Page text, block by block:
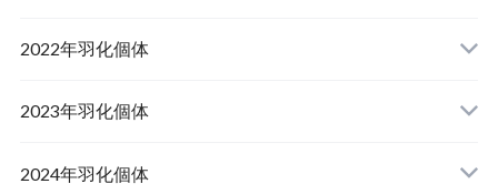
佐賀県神埼郡神埼町産オオクワガタ
山梨県甲斐市産
山形県西置賜郡小國町産
新潟県十日町市産
山梨県韮崎市穂坂町産
兵庫県川辺郡猪名川町産
山梨県甲斐市産
2022年羽化個体
青森県十和田市産
宮城県栗原市産
2023年羽化個体
岩手県奥州市産
2024年羽化個体